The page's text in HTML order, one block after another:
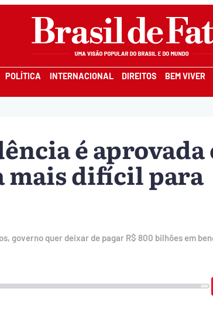
POLÍTICA INTERNACIONAL DIREITOS BEM VIVER
é aprovada
mais difícil para
governo quer deixar de pagar R$ 800 bilhões em